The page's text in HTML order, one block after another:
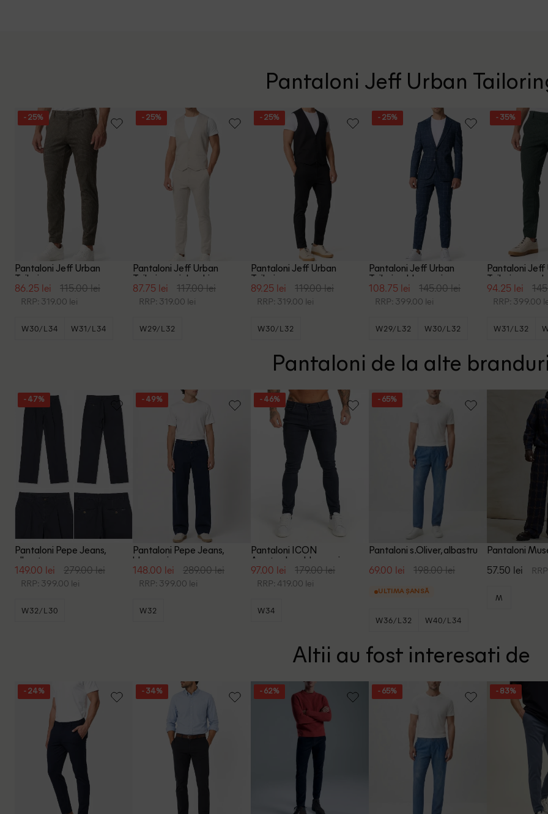
Pantaloni Jeff Urban
- 25%
Pantaloni Jeff Urban
Tailoring, maro
86.25 lei 115.00 lei
RRP: 319.00 lei
W30/L34 W31/L34
- 25%
Pantaloni Jeff Urban
Tailoring, gri deschis
87.75 lei 117.00 lei
RRP: 319.00 lei
W29/L32
- 25%
Pantaloni Jeff Urban
Tailoring, negru
89.25 lei 119.00 lei
RRP: 319.00 lei
W30/L32
- 25%
Pantaloni Jeff Urban
Tailoring, bleumarin
108.75 lei 145.00 lei
RRP: 399.00 lei
W29/L32 W30/L32
- 35%
Pantaloni Jeff
Tailoring, verde
94.25 lei
RRP: 399.00
W31/L32
Pantaloni de la alte branduri
- 47%
Pantaloni Pepe Jeans,
albastru
149.00 lei 279.00 lei
RRP: 399.00 lei
W32/L30
- 49%
Pantaloni Pepe Jeans,
bleumarin
148.00 lei 289.00 lei
RRP: 399.00 lei
W32
- 46%
Pantaloni ICON
Amsterdam, bleumarin
97.00 lei 179.00 lei
RRP: 419.00 lei
W34
- 65%
Pantaloni s.Oliver, albastru
69.00 lei 198.00 lei
ULTIMA ȘANSĂ
W36/L32 W40/L34
Pantaloni
57.50 lei
M
Altii au fost interesati de
- 24% - 34% - 62% - 65% - 83%